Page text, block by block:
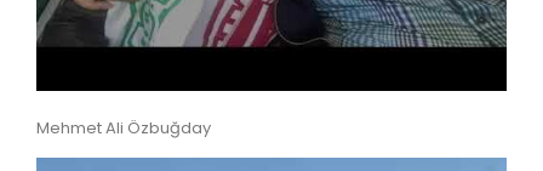
Mehmet Ali Özbuğday